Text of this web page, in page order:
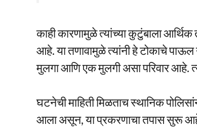
काही कारणामुळे त्यांच्या कुटुंबाला
आहे. या तणावामुळे त्यांनी हे टोकाचे
मुलगा आणि एक मुलगी असा परिवार आहे.
घटनेची माहिती मिळताच स्थानिक
आला असून, या प्रकरणाचा तपास सुरू आहे.